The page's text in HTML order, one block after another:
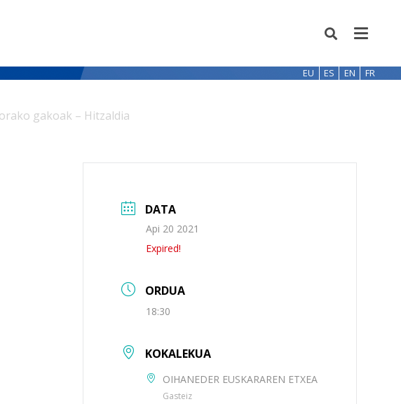
EU ES EN FR
gakoak – Hitzaldia
DATA
Api 20 2021
Expired!
ORDUA
18:30
KOKALEKUA
OIHANEDER EUSKARAREN ETXEA
Gasteiz